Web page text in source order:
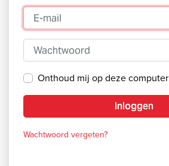
E-mail
Wachtwoord
Onthoud mij op deze computer
Inloggen
Wachtwoord vergeten?